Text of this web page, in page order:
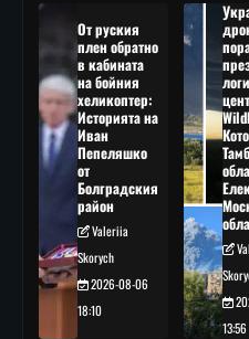
От руския
плен обратно
в кабината
на бойния
хеликоптер:
Историята на
Иван
Пепеляшко
от
Болградския
район
Valeriia
Skorych
2026-08-06
18:10
13:56